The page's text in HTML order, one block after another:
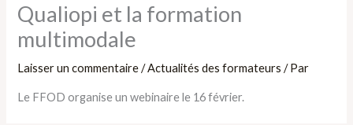
Qualiopi et la formation
multimodale
Laisser un commentaire /Actualités des formateurs / Par
Le FFOD organise un webinaire le 16 février.